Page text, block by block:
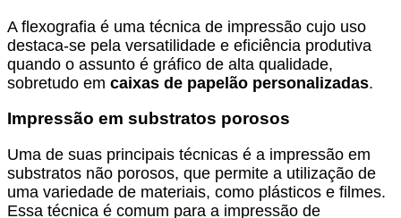
A flexografia é uma técnica de impressão cujo uso
destaca-se pela versatilidade e eficiência produtiva
quando o assunto é gráfico de alta qualidade,
sobretudo em caixas de papelão personalizadas.
Impressão em substratos porosos
Uma de suas principais técnicas é a impressão em
substratos não porosos, que permite a utilização de
uma variedade de materiais, como plásticos e filmes.
Essa técnica é comum para a impressão de